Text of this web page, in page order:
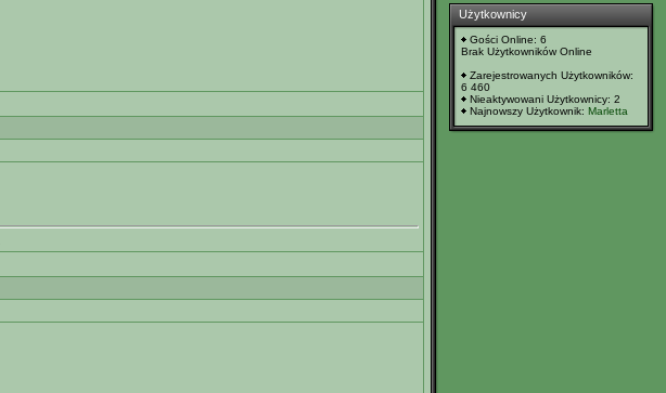
Użytkownicy
Gości Online: 6
Brak Użytkowników Online
Zarejestrowanych Użytkowników:
6 460
Nieaktywowani Użytkownicy: 2
Najnowszy Użytkownik: Marletta